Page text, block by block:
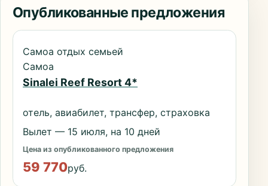
Опубликованные предложения
Самоа отдых семьей
Самоа
Sinalei Reef Resort 4*
отель, авиабилет, трансфер, страховка
Вылет — 15 июля, на 10 дней
Цена из опубликованного предложения
59 770руб.